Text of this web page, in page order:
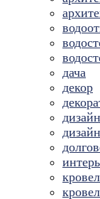
дача
декор
дизайн